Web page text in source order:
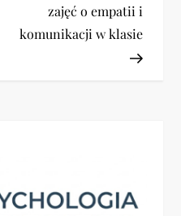
zajęć o empatii i
komunikacji w klasie